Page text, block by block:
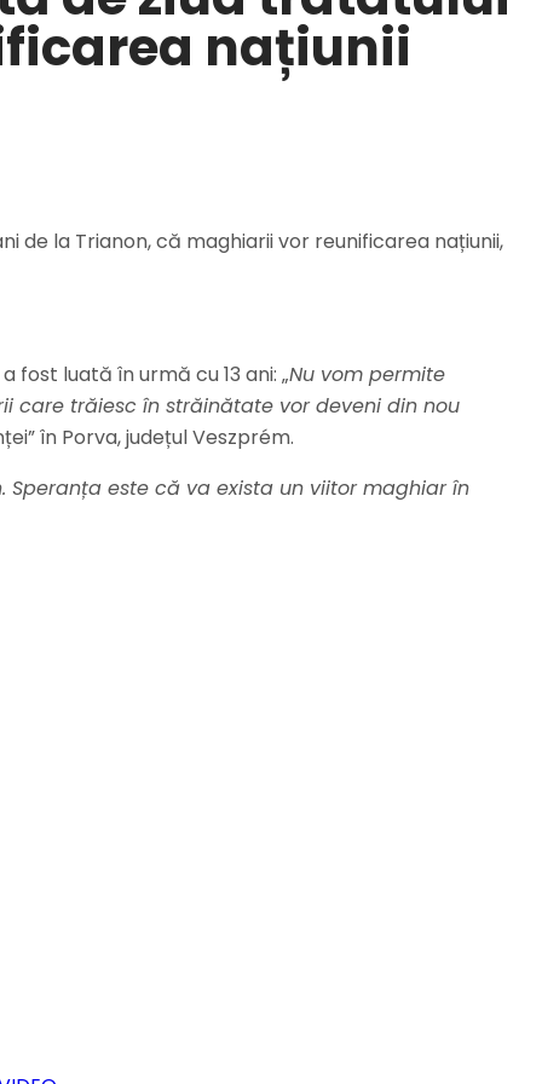
națiunii
de la Trianon, că maghiarii vor reunificarea națiunii,
fost luată în urmă cu 13 ani: „Nu vom permite
care trăiesc în străinătate vor deveni din nou
în Porva, județul Veszprém.
este că va exista un viitor maghiar în